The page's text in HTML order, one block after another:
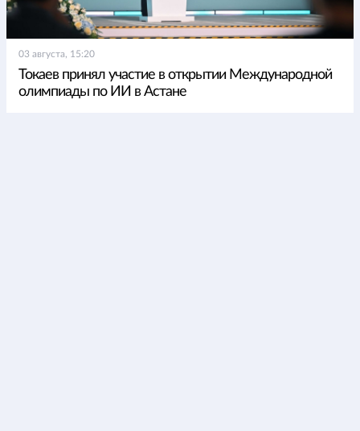
03 августа, 15:20
Токаев принял участие в открытии Международной
олимпиады по ИИ в Астане